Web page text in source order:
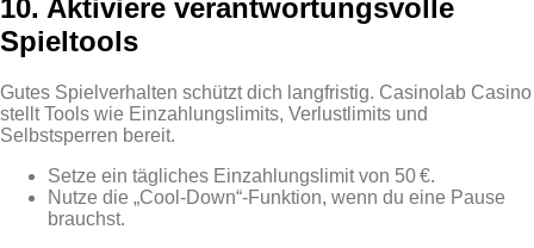
10. Aktiviere verantwortungsvolle
Spieltools
Gutes Spielverhalten schützt dich langfristig. Casinolab Casino
stellt Tools wie Einzahlungslimits, Verlustlimits und
Selbstsperren bereit.
Setze ein tägliches Einzahlungslimit von 50 €.
Nutze die „Cool‑Down“-Funktion, wenn du eine Pause
brauchst.